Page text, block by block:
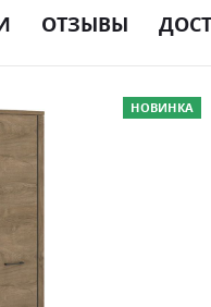
ОТЗЫВЫ
НОВИНКА